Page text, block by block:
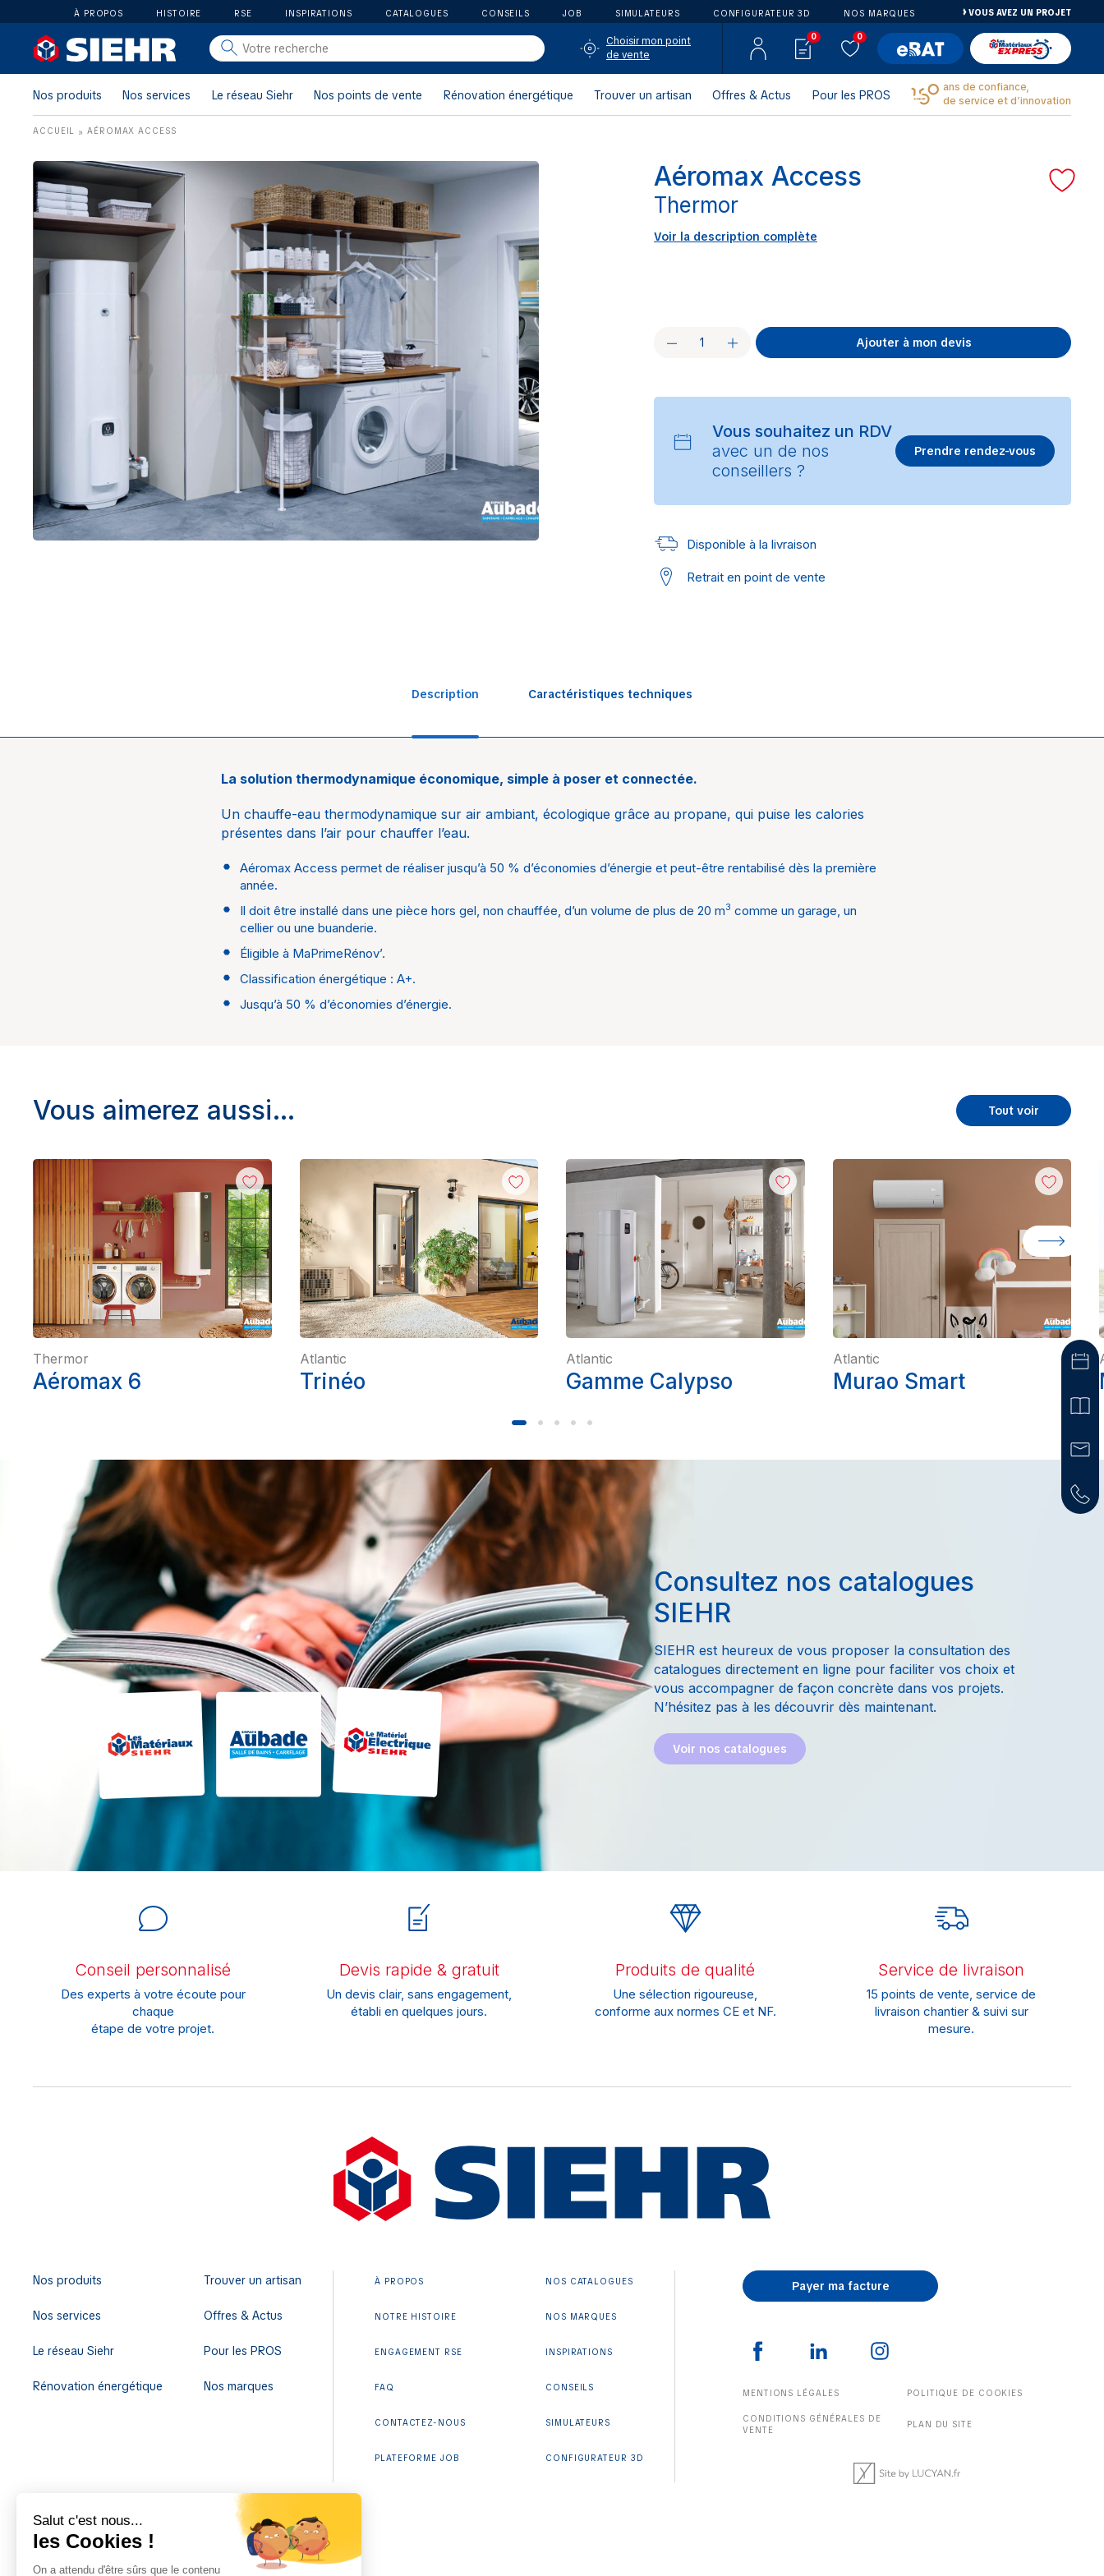
À PROPOS HISTOIRE RSE INSPIRATIONS CATALOGUES CONSEILS JOB SIMULATEURS CONFIGURATEUR 3D NOS MARQUES VOUS AVEZ UN PROJET
carrelage
outillage
aménagement
Choisir mon point
de vente
0 0
Nos produits Nos services Le réseau Siehr Nos points de vente Rénovation énergétique Trouver un artisan Offres & Actus Pour les PROS
ans de confiance,
de service et d’innovation
ACCUEIL »AÉROMAX ACCESS
Aéromax Access
Thermor
Voir la description complète
Ajouter à mon devis
Vous souhaitez un RDV
avec un de nos
conseillers ?
Prendre rendez-vous
Disponible à la livraison
Retrait en point de vente
Description Caractéristiques techniques
La solution thermodynamique économique, simple à poser et connectée.
Un chauffe-eau thermodynamique sur air ambiant, écologique grâce au propane, qui puise les calories
présentes dans l’air pour chauffer l’eau.
Aéromax Access permet de réaliser jusqu’à 50 % d’économies d’énergie et peut-être rentabilisé dès la première
année.
Il doit être installé dans une pièce hors gel, non chauffée, d’un volume de plus de 20 m3 comme un garage, un
cellier ou une buanderie.
Éligible à MaPrimeRénov’.
Classification énergétique : A+.
Jusqu’à 50 % d’économies d’énergie.
Univers CE thermodynamique
Marque Thermor
Vous aimerez aussi…
Thermor
Aéromax 6
Atlantic
Trinéo
Atlantic
Gamme Calypso
Atlantic
Murao Smart
Tout voir
Consultez nos catalogues
SIEHR
SIEHR est heureux de vous proposer la consultation des
catalogues directement en ligne pour faciliter vos choix et
vous accompagner de façon concrète dans vos projets.
N’hésitez pas à les découvrir dès maintenant.
Voir nos catalogues
Conseil personnalisé
Des experts à votre écoute pour
chaque
étape de votre projet.
Devis rapide & gratuit
Un devis clair, sans engagement,
établi en quelques jours.
Produits de qualité
Une sélection rigoureuse,
conforme aux normes CE et NF.
Service de livraison
15 points de vente, service de
livraison chantier & suivi sur
mesure.
Nos produits
Nos services
Le réseau Siehr
Rénovation énergétique
Trouver un artisan
Offres & Actus
Pour les PROS
Nos marques
À PROPOS
NOTRE HISTOIRE
ENGAGEMENT RSE
FAQ
CONTACTEZ-NOUS
PLATEFORME JOB
NOS CATALOGUES
NOS MARQUES
INSPIRATIONS
CONSEILS
SIMULATEURS
CONFIGURATEUR 3D
Payer ma facture
MENTIONS LÉGALES POLITIQUE DE COOKIES
CONDITIONS GÉNÉRALES DE
VENTE
PLAN DU SITE